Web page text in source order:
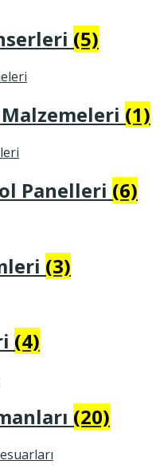
(5)
(1)
Panelleri (6)
(3)
(4)
(20)